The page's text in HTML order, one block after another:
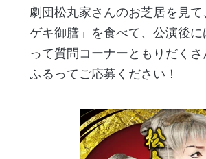
劇団松丸家さんのお芝居を見
ゲキ御膳」を食べて、公演後
って質問コーナーともりだくさ
ふるってご応募ください！